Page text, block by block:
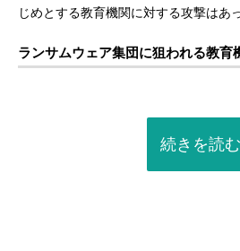
じめとする教育機関に対する攻撃はあっ
ランサムウェア集団に狙われる教
続きを読む